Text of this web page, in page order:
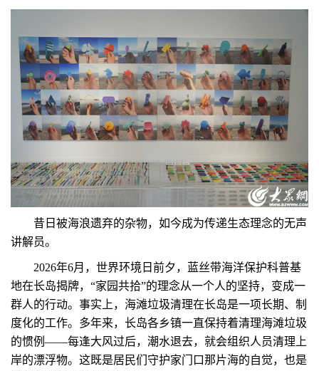
昔日被海浪遗弃的杂物，如今成为传递生态理念的无声
讲解员。
2026年6月，世界环境日前夕，蓝丝带海洋保护科普基
地在长岛揭牌，“家园共拾”的理念从一个人的坚持，变成一
群人的行动。事实上，海滩垃圾清理在长岛是一项长期、制
度化的工作。多年来，长岛各乡镇一直保持着清理海滩垃圾
的惯例——每逢大风过后，潮水退去，就会组织人员清理上
岸的漂浮物。这既是居民们守护家门口那片海的自觉，也是